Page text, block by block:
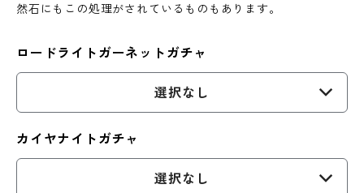
然石にもこの処理がされているものもあります。
ロードライトガーネットガチャ
選択なし
カイヤナイトガチャ
選択なし